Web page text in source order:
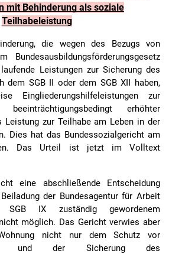
mit Behinderung als soziale
Teilhabeleistung
die wegen des Bezugs von
Bundesausbildungsförderungsgesetz
Leistungen zur Sicherung des
dem SGB II oder dem SGB XII haben,
Eingliederungshilfeleistungen zur
erhöhter
Leistung zur Teilhabe am Leben in der
Dies hat das Bundessozialgericht am
Das Urteil ist jetzt im Volltext
eine abschließende Entscheidung
der Bundesagentur für Arbeit
IX zuständig gewordenem
möglich. Das Gericht verwies aber
nicht nur dem Schutz vor
und der Sicherung des